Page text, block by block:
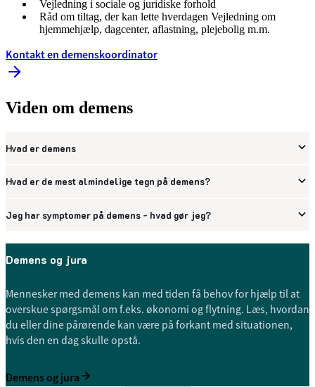
Vejledning i sociale og juridiske forhold
Råd om tiltag, der kan lette hverdagen Vejledning om
hjemmehjælp, dagcenter, aflastning, plejebolig m.m.
Kontakt en demenskoordinator
Viden om demens
Hvad er demens
Hvad er de mest almindelige tegn på demens?
Jeg har symptomer på demens - hvad gør jeg?
Demens og jura
Mennesker med demens kan med tiden få behov for hjælp til at
overskue spørgsmål om f.eks. økonomi og flytning. Læs, hvordan
du eller dine pårørende kan være på forkant med situationen,
hvis den en dag skulle opstå.
Demens og jura